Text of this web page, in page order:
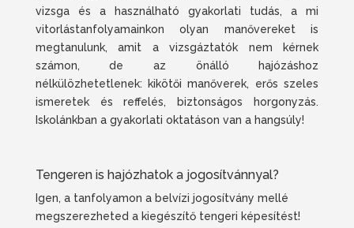
vizsga és a használható gyakorlati tudás, a mi
vitorlástanfolyamainkon olyan manővereket is
megtanulunk, amit a vizsgáztatók nem kérnek
számon, de az önálló hajózáshoz
nélkülözhetetlenek: kikötői manőverek, erős szeles
ismeretek és reffelés, biztonságos horgonyzás.
Iskolánkban a gyakorlati oktatáson van a hangsúly!
Tengeren is hajózhatok a jogosítvánnyal?
Igen, a tanfolyamon a belvízi jogosítvány mellé
megszerezheted a kiegészítő tengeri képesítést!